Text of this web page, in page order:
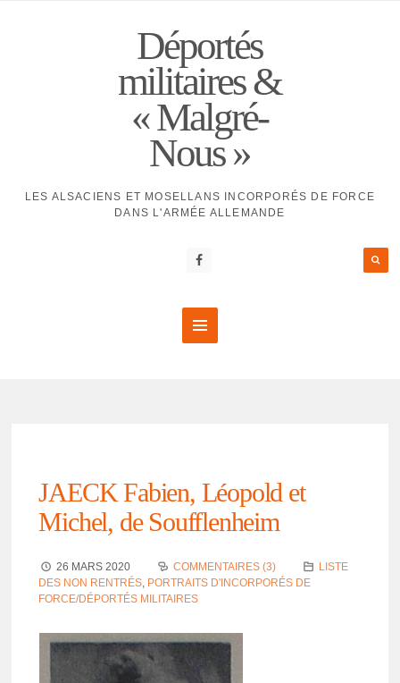
Déportés
militaires &
« Malgré-
Nous »
LES ALSACIENS ET MOSELLANS INCORPORÉS DE FORCE
DANS L'ARMÉE ALLEMANDE
JAECK Fabien, Léopold et
Michel, de Souf­flen­heim
26 MARS 2020 COMMENTAIRES (3)
LISTE
DES NON RENTRÉS, PORTRAITS D'INCORPORÉS DE
FORCE/DÉPORTÉS MILITAIRES